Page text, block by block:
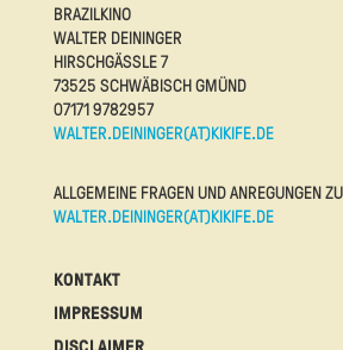
BRAZILKINO
WALTER DEININGER
HIRSCHGÄSSLE 7
73525 SCHWÄBISCH GMÜND
07171 9782957
WALTER.DEININGER(AT)KIKIFE.DE
ALLGEMEINE FRAGEN UND ANREGUNGEN
WALTER.DEININGER(AT)KIKIFE.DE
KONTAKT
IMPRESSUM